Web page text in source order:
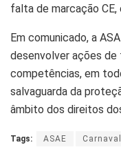
falta de marcação CE,
Em comunicado, a
desenvolver ações de
competências, em
salvaguarda da
âmbito dos direitos
Tags: ASAE Carnaval